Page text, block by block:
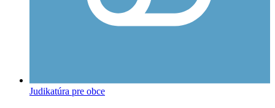
Judikatúra pre obce